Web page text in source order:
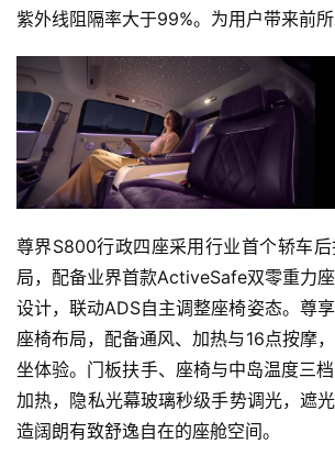
紫外线阻隔率大于99%。为用户带来前所
尊界S800行政四座采用行业首个轿车
局，配备业界首款ActiveSafe双零重力
设计，联动ADS自主调整座椅姿态。尊
座椅布局，配备通风、加热与16点按摩
坐体验。门板扶手、座椅与中岛温度三
加热，隐私光幕玻璃秒级手势调光，遮
造阔朗有致舒逸自在的座舱空间。